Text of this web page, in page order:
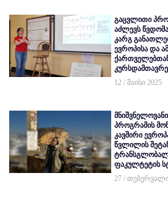
გაცვლითი
აძლევს
კარგ
ევროპისა და
12 / მაისი 2025
პროგრამის
კავშირი
წვლილის
ფაკულტეტის
27 /